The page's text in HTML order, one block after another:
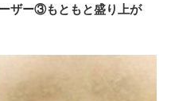
ザー③もともと盛り上が